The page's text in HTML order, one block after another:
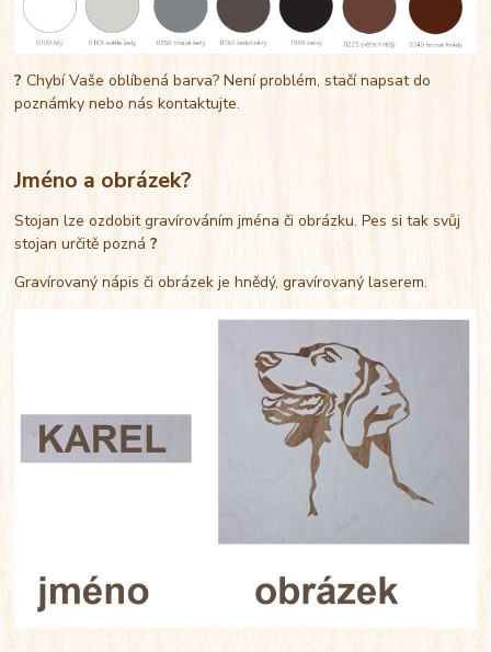
?Chybí Vaše oblíbená barva? Není problém, stačí napsat do
poznámky nebo nás kontaktujte.
Jméno a obrázek?
Stojan lze ozdobit gravírováním jména či obrázku. Pes si tak svůj
stojan určitě pozná?
Gravírovaný nápis či obrázek je hnědý, gravírovaný laserem.